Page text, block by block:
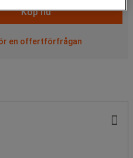
Köp nu
en offertförfrågan